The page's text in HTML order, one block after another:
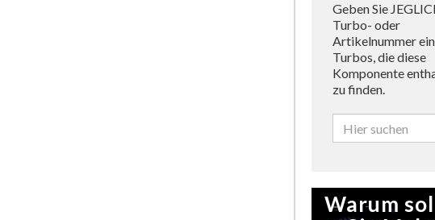
Geben Sie
Turbo- oder
Artikelnummer
Turbos, die diese
Komponente
zu finden.
Warum